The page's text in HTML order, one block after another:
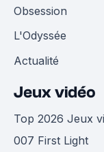
Obsession
L'Odyssée
Actualité
Jeux vidéo
Top 2026 Jeux
007 First Light